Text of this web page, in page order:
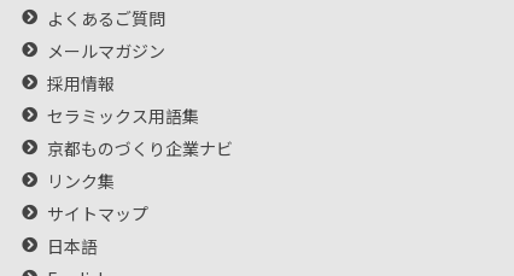
よくあるご質問
メールマガジン
採用情報
セラミックス用語集
京都ものづくり企業ナビ
リンク集
サイトマップ
日本語